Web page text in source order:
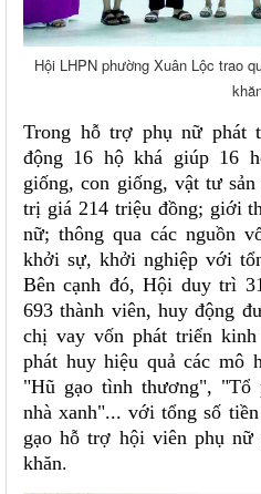
Hội LHPN phường Xuân Lộc trao
Trong hỗ trợ phụ nữ phát
động 16 hộ khá giúp 16
giống, con giống, vật tư
trị giá 214 triệu đồng; giới
nữ; thông qua các nguồn
khởi sự, khởi nghiệp với
Bên cạnh đó, Hội duy trì
693 thành viên, huy động
chị vay vốn phát triển
phát huy hiệu quả các mô
"Hũ gạo tình thương",
nhà xanh"... với tổng số
gạo hỗ trợ hội viên phụ nữ
khăn.